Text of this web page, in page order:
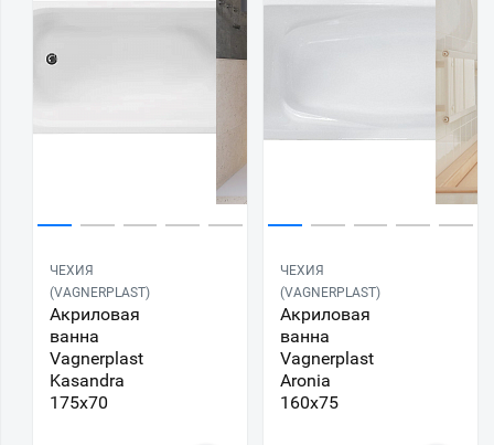
ЧЕХИЯ
(VAGNERPLAST)
Акриловая
ванна
Vagnerplast
Kasandra
175х70
ЧЕХИЯ
(VAGNERPLAST)
Акриловая
ванна
Vagnerplast
Aronia
160х75